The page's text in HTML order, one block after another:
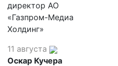
директор АО
«Газпром-Медиа
Холдинг»
11 августа
Оскар Кучера